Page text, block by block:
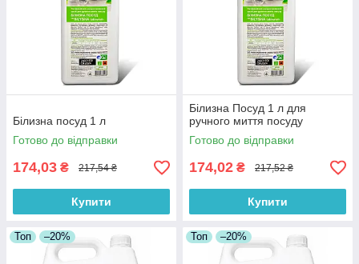
Білизна посуд 1 л
Готово до відправки
174,03 ₴ 217,54 ₴
Купити
Білизна Посуд 1 л для
ручного миття посуду
Готово до відправки
174,02 ₴ 217,52 ₴
Купити
Топ –20% Топ –20%